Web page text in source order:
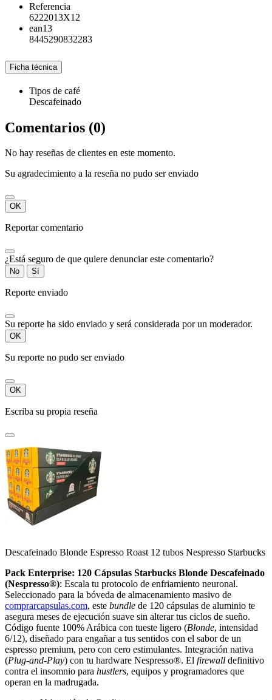
Referencia
6222013X12
ean13
8445290832283
Ficha técnica
Tipos de café
Descafeinado
Comentarios (0)
No hay reseñas de clientes en este momento.
Su agradecimiento a la reseña no pudo ser enviado
OK
Reportar comentario
¿Está seguro de que quiere denunciar este comentario?
No Sí
Reporte enviado
Su reporte ha sido enviado y será considerada por un moderador.
OK
Su reporte no pudo ser enviado
OK
Escriba su propia reseña
Descafeinado Blonde Espresso Roast 12 tubos Nespresso Starbucks
Pack Enterprise: 120 Cápsulas Starbucks Blonde Descafeinado
(Nespresso®): Escala tu protocolo de enfriamiento neuronal.
Seleccionado para la bóveda de almacenamiento masivo de
comprarcapsulas.com, este bundle de 120 cápsulas de aluminio te
asegura meses de ejecución suave sin alterar tus ciclos de sueño.
Código fuente 100% Arábica con tueste ligero (Blonde, intensidad
6/12), diseñado para engañar a tus sentidos con el sabor de un
espresso premium, pero con cero estimulantes. Integración nativa
(Plug-and-Play) con tu hardware Nespresso®. El firewall definitivo
contra el insomnio para hustlers, equipos y programadores que
operan en la madrugada.